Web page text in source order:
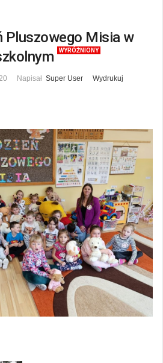
Pluszowego Misia w
WYRÓŻNIONY
Napisał Super User
Wydrukuj